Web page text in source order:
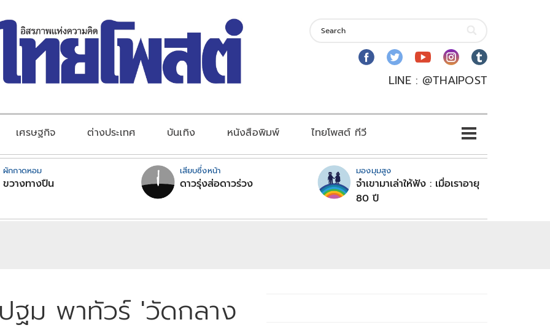
LINE : @THAIPOST
เศรษฐกิจ ต่างประเทศ บันเทิง หนังสือพิมพ์ ไทยโพสต์ ทีวี
ผักกาดหอม
ขวางทางปืน
เสียบซึ่งหน้า
ดาวรุ่งส่อดาวร่วง
มองมุมสูง
จำเขามาเล่าให้ฟัง : เมื่อเราอายุ
80 ปี
ม พาทัวร์ 'วัดกลาง